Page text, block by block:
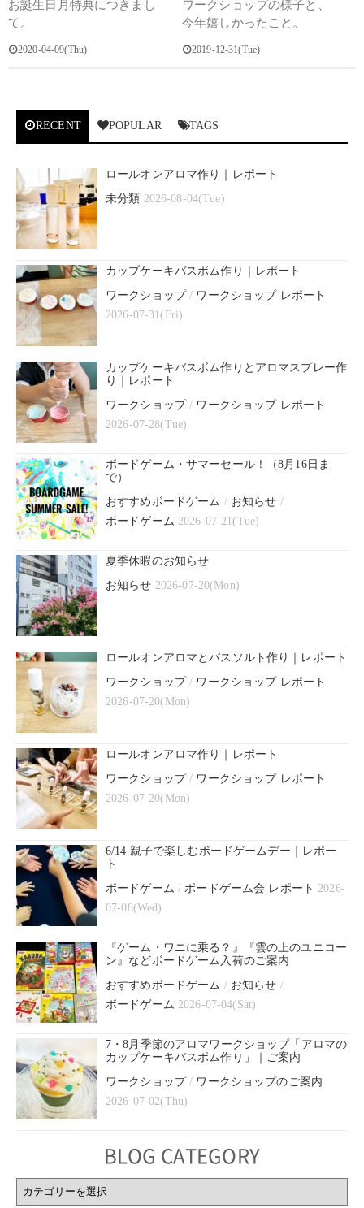
お誕生日月特典につきまし
て。
2020-04-09(Thu)
ワークショップの様子と、
今年嬉しかったこと。
2019-12-31(Tue)
RECENT POPULAR TAGS
ロールオンアロマ作り｜レポート
未分類 2026-08-04(Tue)
カップケーキバスボム作り｜レポート
ワークショップ/ ワークショップ レポート
2026-07-31(Fri)
カップケーキバスボム作りとアロマスプレー作
り｜レポート
ワークショップ/ ワークショップ レポート
2026-07-28(Tue)
ボードゲーム・サマーセール！（8月16日ま
で）
おすすめボードゲーム / お知らせ /
ボードゲーム 2026-07-21(Tue)
夏季休暇のお知らせ
お知らせ 2026-07-20(Mon)
ロールオンアロマとバスソルト作り｜レポート
ワークショップ/ ワークショップ レポート
2026-07-20(Mon)
ロールオンアロマ作り｜レポート
ワークショップ/ ワークショップ レポート
2026-07-20(Mon)
6/14 親子で楽しむボードゲームデー｜レポー
ト
ボードゲーム /ボードゲーム会 レポート 2026-
07-08(Wed)
『ゲーム・ワニに乗る？』『雲の上のユニコー
ン』などボードゲーム入荷のご案内
おすすめボードゲーム / お知らせ /
ボードゲーム 2026-07-04(Sat)
7・8月季節のアロマワークショップ「アロマの
カップケーキバスボム作り」｜ご案内
ワークショップ/ ワークショップのご案内
2026-07-02(Thu)
BLOG CATEGORY
BLOG